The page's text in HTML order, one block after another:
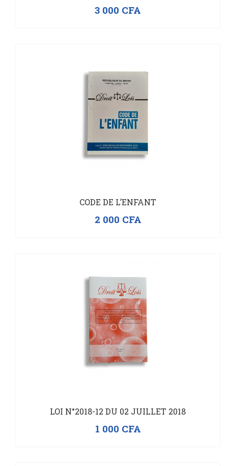
3 000 CFA
CODE DE L’ENFANT
2 000 CFA
LOI N°2018-12 DU 02 JUILLET 2018
1 000 CFA